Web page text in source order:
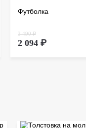
Футболка
3 490 ₽
2 094 ₽